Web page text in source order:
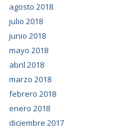
agosto 2018
julio 2018
junio 2018
mayo 2018
abril 2018
marzo 2018
febrero 2018
enero 2018
diciembre 2017